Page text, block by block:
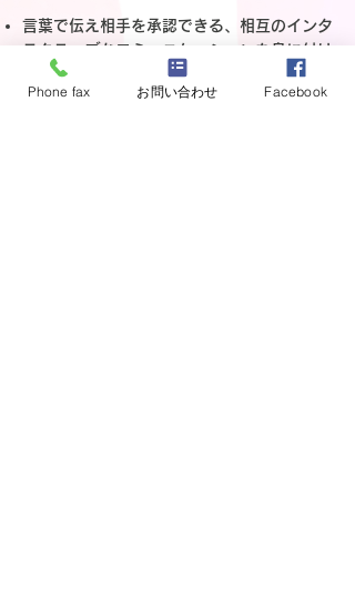
言葉で伝え相手を承認できる、相互のインタ
ラクティブなコミュニケーションを身に付け
多言語に触れることで豊かな表現力を育む
Phone fax お問い合わせ Facebook